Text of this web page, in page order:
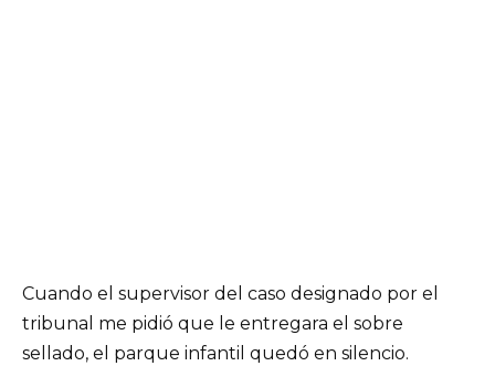
Cuando el supervisor del caso designado por el
tribunal me pidió que le entregara el sobre
sellado, el parque infantil quedó en silencio.